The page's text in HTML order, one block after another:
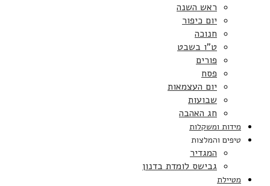
ראש השנה
יום כיפור
חנוכה
ט”ו בשבט
פורים
פסח
יום העצמאות
שבועות
חג האהבה
מידות ומשקלות
טיפים והמלצות
המגדיר
גבישס לומדת בדנון
מטיילת